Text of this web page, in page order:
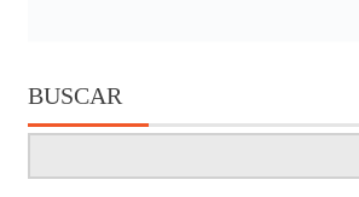
BUSCAR